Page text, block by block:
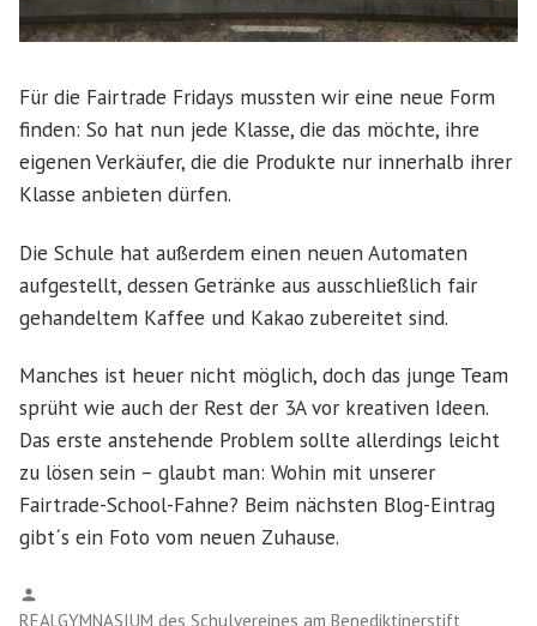
Für die Fairtrade Fridays mussten wir eine neue Form
finden: So hat nun jede Klasse, die das möchte, ihre
eigenen Verkäufer, die die Produkte nur innerhalb ihrer
Klasse anbieten dürfen.
Die Schule hat außerdem einen neuen Automaten
aufgestellt, dessen Getränke aus ausschließlich fair
gehandeltem Kaffee und Kakao zubereitet sind.
Manches ist heuer nicht möglich, doch das junge Team
sprüht wie auch der Rest der 3A vor kreativen Ideen.
Das erste anstehende Problem sollte allerdings leicht
zu lösen sein – glaubt man: Wohin mit unserer
Fairtrade-School-Fahne? Beim nächsten Blog-Eintrag
gibt´s ein Foto vom neuen Zuhause.
von
REALGYMNASIUM des Schulvereines am Benediktinerstift